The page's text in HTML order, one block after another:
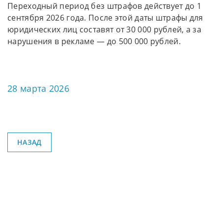
Переходный период без штрафов действует до 1
сентября 2026 года. После этой даты штрафы для
юридических лиц составят от 30 000 рублей, а за
нарушения в рекламе — до 500 000 рублей.
28 марта 2026
НАЗАД